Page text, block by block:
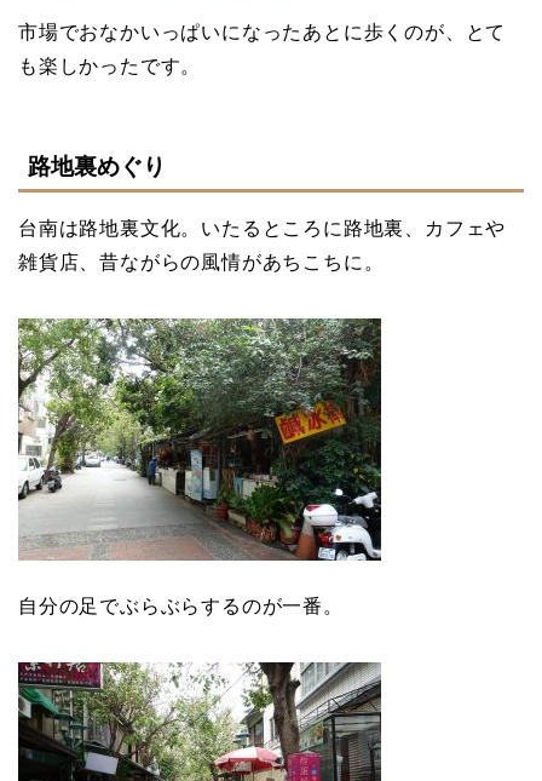
市場でおなかいっぱいになったあとに歩くのが、とて
も楽しかったです。
路地裏めぐり
台南は路地裏文化。いたるところに路地裏、カフェや
雑貨店、昔ながらの風情があちこちに。
自分の足でぶらぶらするのが一番。